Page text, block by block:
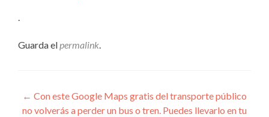
.
Guarda elpermalink.
Navegación
← Con este Google Maps gratis del transporte público
no volverás a perder un bus o tren. Puedes llevarlo en tu